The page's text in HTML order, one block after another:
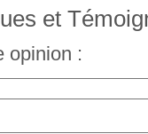
et
opinion :